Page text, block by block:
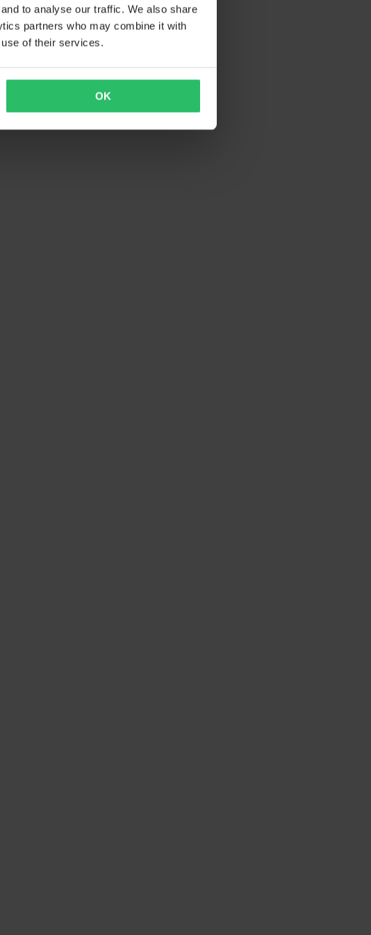
to analyse our traffic. We also share
partners who may combine it with
of their services.
OK